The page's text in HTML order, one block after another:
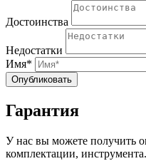
Достоинства
Недостатки
Имя*
Опубликовать
Гарантия
У нас вы можете получить
комплектации, инструмента.